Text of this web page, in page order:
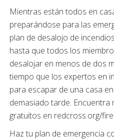
Mientras están todos en
preparándose para las
plan de desalojo de
hasta que todos los
desalojar en menos de dos
tiempo que los expertos en
para escapar de una casa
demasiado tarde.
gratuitos en redcross.org/fire.
Haz tu plan de emergencia